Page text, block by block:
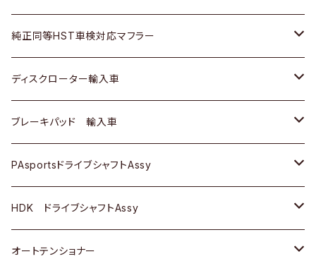
スバル
三菱
スバル
ダイハツ
マツダ
三菱
スバル
ＢＥＮＺ
ダイハツ
マツダ
三菱
スバル
いすゞ
ダイハツ
マツダ
三菱
スバル
スズキ
日産
ダイハツ
マツダ
三菱
スバル
ホンダ
スズキ
日産
ダイハツ
マツダ
三菱
ホンダ
スズキ
日産
ダイハツ
マツダ
三菱
純正同等HST車検対応マフラー
トヨタ
ホンダ
スズキ
日産
いすゞ
ディスクローター輸入車
ＡＵＤＩ
ＢＥＮＺ
ＢＭＷ
GOLF
ブレーキパッド 輸入車
ＢＥＮＺ
ＢＭＷ
ＷＡＧＥＮ
PAsportsドライブシャフトAssy
トヨタ
ホンダ
HDK ドライブシャフトAssy
スズキ
オートテンショナー